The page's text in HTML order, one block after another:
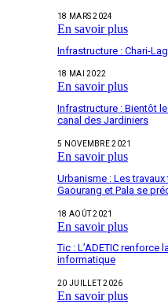
18 MARS 2024
En savoir plus
Infrastructure : Chari-
18 MAI 2022
En savoir plus
Infrastructure : Bientôt
canal des Jardiniers
5 NOVEMBRE 2021
En savoir plus
Urbanisme : Les
Gaourang et Pala se
18 AOÛT 2021
En savoir plus
Tic : L’ADETIC
informatique
20 JUILLET 2026
En savoir plus